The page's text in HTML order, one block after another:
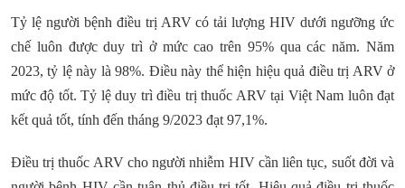
Tỷ lệ người bệnh điều trị ARV có tải lượng HIV dưới ngưỡng ức
chế luôn được duy trì ở mức cao trên 95% qua các năm. Năm
2023, tỷ lệ này là 98%. Điều này thể hiện hiệu quả điều trị ARV ở
mức độ tốt. Tỷ lệ duy trì điều trị thuốc ARV tại Việt Nam luôn đạt
kết quả tốt, tính đến tháng 9/2023 đạt 97,1%.
Điều trị thuốc ARV cho người nhiễm HIV cần liên tục, suốt đời và